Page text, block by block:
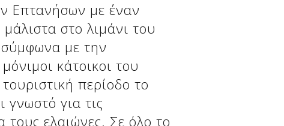
Επτανήσων με έναν
στο λιμάνι του
σύμφωνα με την
κάτοικοι του
περίοδο το
για τις
τους ελαιώνες. Σε όλο το